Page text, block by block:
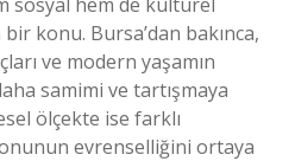
konu. Bursa’dan bakınca,
ve modern yaşamın
samimi ve tartışmaya
ölçekte ise farklı
evrenselliğini ortaya